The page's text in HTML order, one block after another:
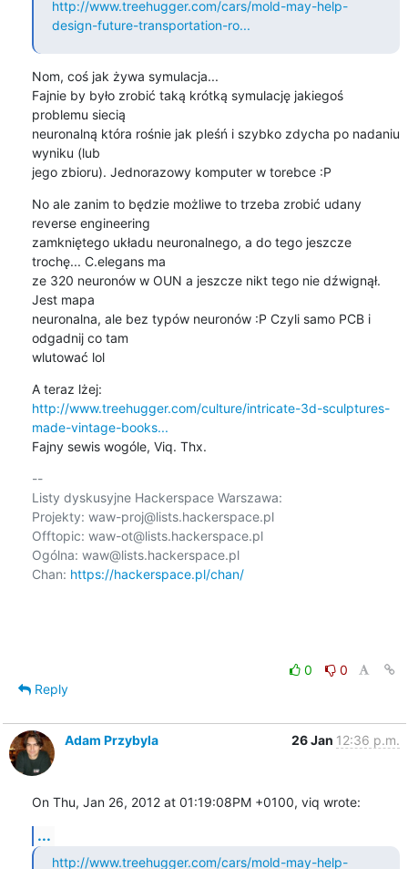
http://www.treehugger.com/cars/mold-may-help-
design-future-transportation-ro...
Nom, coś jak żywa symulacja...
Fajnie by było zrobić taką krótką symulację jakiegoś
problemu siecią
neuronalną która rośnie jak pleśń i szybko zdycha po nadaniu
wyniku (lub
jego zbioru). Jednorazowy komputer w torebce :P
No ale zanim to będzie możliwe to trzeba zrobić udany
reverse engineering
zamkniętego układu neuronalnego, a do tego jeszcze
trochę... C.elegans ma
ze 320 neuronów w OUN a jeszcze nikt tego nie dźwignął.
Jest mapa
neuronalna, ale bez typów neuronów :P Czyli samo PCB i
odgadnij co tam
wlutować lol
http://www.treehugger.com/culture/intricate-3d-sculptures-
made-vintage-books...
Fajny sewis wogóle, Viq. Thx.
--
Listy dyskusyjne Hackerspace Warszawa:
Projekty: waw-proj@lists.hackerspace.pl
Offtopic: waw-ot@lists.hackerspace.pl
Ogólna: waw@lists.hackerspace.pl
Chan: https://hackerspace.pl/chan/
0
0
Reply
Adam Przybyla 26 Jan 12:36 p.m.
On Thu, Jan 26, 2012 at 01:19:08PM +0100, viq wrote:
...
http://www.treehugger.com/cars/mold-may-help-